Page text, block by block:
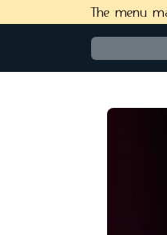
The menu